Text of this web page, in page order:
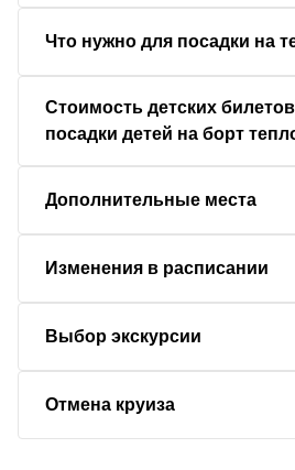
Что нужно для посадки на
Стоимость детских
посадки детей на борт
Дополнительные места
Изменения в расписании
Выбор экскурсии
Отмена круиза